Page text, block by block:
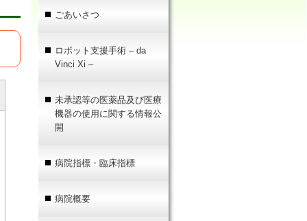
ごあいさつ
ロボット支援手術 – da
Vinci Xi –
未承認等の医薬品及び医療
機器の使用に関する情報公
開
病院指標・臨床指標
病院概要